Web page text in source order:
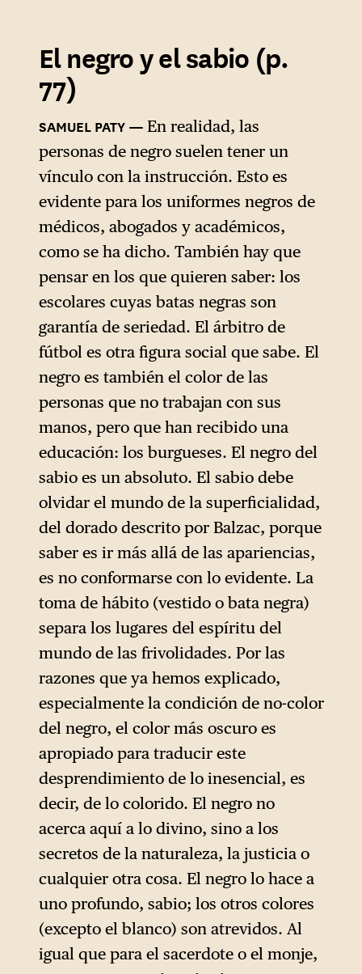
El negro y el sabio (p.
77)
En realidad, las
personas de negro suelen tener un
vínculo con la instrucción. Esto es
evidente para los uniformes negros de
médicos, abogados y académicos,
como se ha dicho. También hay que
pensar en los que quieren saber: los
escolares cuyas batas negras son
garantía de seriedad. El árbitro de
fútbol es otra figura social que sabe. El
negro es también el color de las
personas que no trabajan con sus
manos, pero que han recibido una
educación: los burgueses. El negro del
sabio es un absoluto. El sabio debe
olvidar el mundo de la superficialidad,
del dorado descrito por Balzac, porque
saber es ir más allá de las apariencias,
es no conformarse con lo evidente. La
toma de hábito (vestido o bata negra)
separa los lugares del espíritu del
mundo de las frivolidades. Por las
razones que ya hemos explicado,
especialmente la condición de no-color
del negro, el color más oscuro es
apropiado para traducir este
desprendimiento de lo inesencial, es
decir, de lo colorido. El negro no
acerca aquí a lo divino, sino a los
secretos de la naturaleza, la justicia o
cualquier otra cosa. El negro lo hace a
uno profundo, sabio; los otros colores
(excepto el blanco) son atrevidos. Al
igual que para el sacerdote o el monje,